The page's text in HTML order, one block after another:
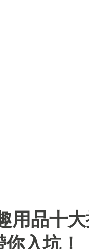
用品十
入坑！